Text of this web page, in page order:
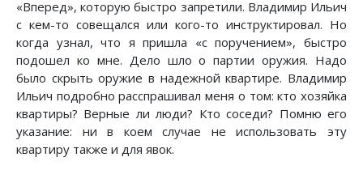
«Вперед», которую быстро запретили. Владимир Ильич
с кем-то совещался или кого-то инструктировал. Но
когда узнал, что я пришла «с поручением», быстро
подошел ко мне. Дело шло о партии оружия. Надо
было скрыть оружие в надежной квартире. Владимир
Ильич подробно расспрашивал меня о том: кто хозяйка
квартиры? Верные ли люди? Кто соседи? Помню его
указание: ни в коем случае не использовать эту
квартиру также и для явок.